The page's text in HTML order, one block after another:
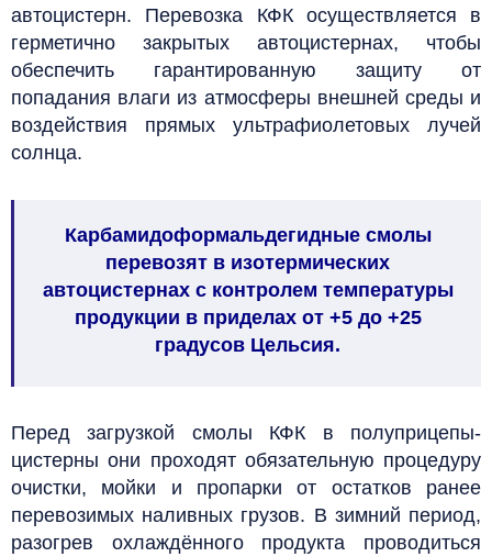
автоцистерн. Перевозка КФК осуществляется в
герметично закрытых автоцистернах, чтобы
обеспечить гарантированную защиту от
попадания влаги из атмосферы внешней среды и
воздействия прямых ультрафиолетовых лучей
солнца.
Карбамидоформальдегидные смолы
перевозят в изотермических
автоцистернах с контролем температуры
продукции в приделах от +5 до +25
градусов Цельсия.
Перед загрузкой смолы КФК в полуприцепы-
цистерны они проходят обязательную процедуру
очистки, мойки и пропарки от остатков ранее
перевозимых наливных грузов. В зимний период,
разогрев охлаждённого продукта проводиться